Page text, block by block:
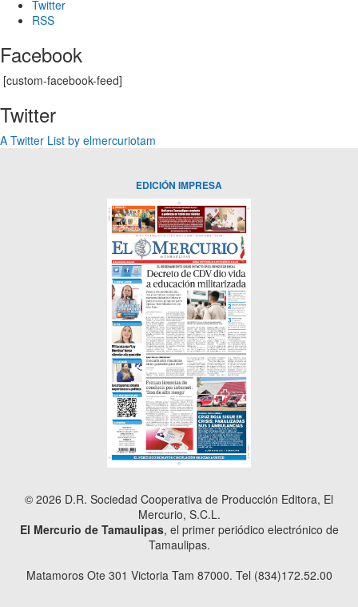
Twitter
RSS
Facebook
[custom-facebook-feed]
Twitter
A Twitter List by elmercuriotam
EDICIÓN IMPRESA
© 2026 D.R. Sociedad Cooperativa de Producción Editora, El
Mercurio, S.C.L.
El Mercurio de Tamaulipas, el primer periódico electrónico de
Tamaulipas.
Matamoros Ote 301 Victoria Tam 87000. Tel (834)172.52.00